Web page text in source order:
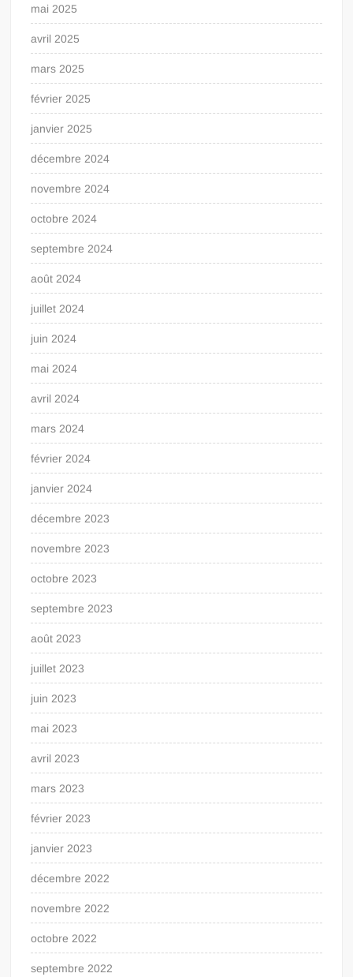
mai 2025
avril 2025
mars 2025
février 2025
janvier 2025
décembre 2024
novembre 2024
octobre 2024
septembre 2024
août 2024
juillet 2024
juin 2024
mai 2024
avril 2024
mars 2024
février 2024
janvier 2024
décembre 2023
novembre 2023
octobre 2023
septembre 2023
août 2023
juillet 2023
juin 2023
mai 2023
avril 2023
mars 2023
février 2023
janvier 2023
décembre 2022
novembre 2022
octobre 2022
septembre 2022